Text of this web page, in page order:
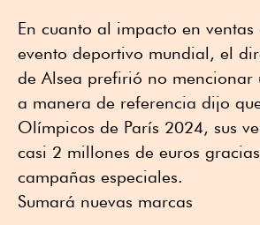
En cuanto al impacto en ventas
evento deportivo mundial, el
de Alsea prefirió no mencionar
a manera de referencia dijo
Olímpicos de París 2024, sus
casi 2 millones de euros
campañas especiales.
Sumará nuevas marcas